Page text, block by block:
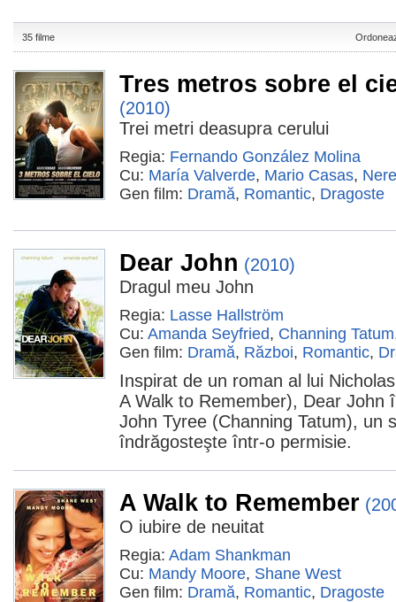
35 filme
Tres metros sobre el
(2010)
Trei metri deasupra cerului
Regia: Fernando González Molina
Cu: María Valverde, Mario Casas,
Gen film: Dramă, Romantic, Dragoste
Dear John (2010)
Dragul meu John
Regia: Lasse Hallström
Cu: Amanda Seyfried, Channing Tatum
Gen film: Dramă, Război, Romantic,
Inspirat de un roman al lui
A Walk to Remember), Dear John
John Tyree (Channing Tatum), un
îndrăgosteşte într-o permisie.
A Walk to Remember
O iubire de neuitat
Regia: Adam Shankman
Cu: Mandy Moore, Shane West
Gen film: Dramă, Romantic, Dragoste